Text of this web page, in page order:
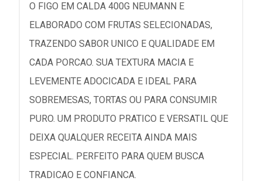
O FIGO EM CALDA 400G NEUMANN E
ELABORADO COM FRUTAS SELECIONADAS,
TRAZENDO SABOR UNICO E QUALIDADE EM
CADA PORCAO. SUA TEXTURA MACIA E
LEVEMENTE ADOCICADA E IDEAL PARA
SOBREMESAS, TORTAS OU PARA CONSUMIR
PURO. UM PRODUTO PRATICO E VERSATIL QUE
DEIXA QUALQUER RECEITA AINDA MAIS
ESPECIAL. PERFEITO PARA QUEM BUSCA
TRADICAO E CONFIANCA.